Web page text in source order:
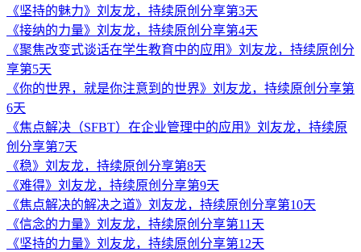
《坚持的魅力》刘友龙，持续原创分享第3天
《接纳的力量》刘友龙，持续原创分享第4天
《聚焦改变式谈话在学生教育中的应用》刘友龙，持续原创分
享第5天
《你的世界，就是你注意到的世界》刘友龙，持续原创分享第
6天
《焦点解决（SFBT）在企业管理中的应用》刘友龙，持续原
创分享第7天
《稳》刘友龙，持续原创分享第8天
《难得》刘友龙，持续原创分享第9天
《焦点解决的解决之道》刘友龙，持续原创分享第10天
《信念的力量》刘友龙，持续原创分享第11天
《坚持的力量》刘友龙，持续原创分享第12天